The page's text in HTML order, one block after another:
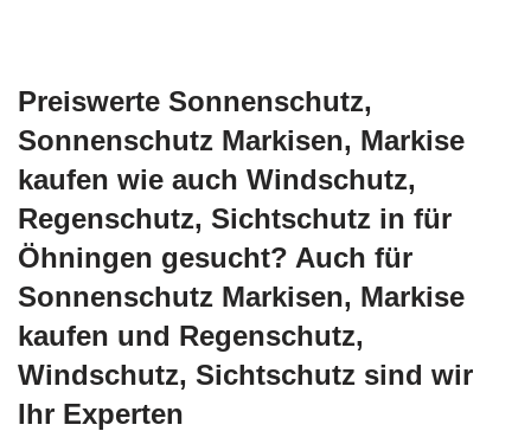
Preiswerte Sonnenschutz,
Sonnenschutz Markisen, Markise
kaufen wie auch Windschutz,
Regenschutz, Sichtschutz in für
Öhningen gesucht? Auch für
Sonnenschutz Markisen, Markise
kaufen und Regenschutz,
Windschutz, Sichtschutz sind wir
Ihr Experten